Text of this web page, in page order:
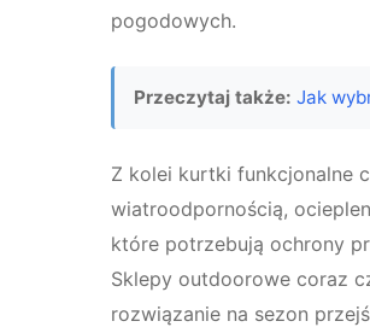
pogodowych.
Przeczytaj także: Jak
Z kolei kurtki funkcjonalne
wiatroodpornością,
które potrzebują ochrony
Sklepy outdoorowe coraz
rozwiązanie na sezon